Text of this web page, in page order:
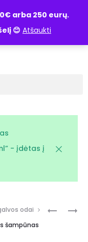
arba 250 eurų.
😊 Atšaukti
- įdėtas į
odai
šampūnas